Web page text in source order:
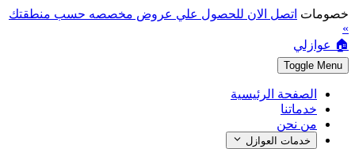
خصومات اتصل الان للحصول علي عروض مخصصه حسب منطقتك
»
🏠 عوازلي
Toggle Menu
الصفحة الرئيسية
خدماتنا
من نحن
خدمات العوازل